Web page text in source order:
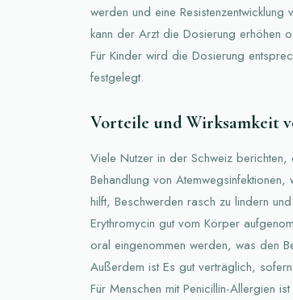
werden und eine Resistenzentwicklung
kann der Arzt die Dosierung erhöhen
Für Kinder wird die Dosierung
festgelegt.
Vorteile und Wirksamkeit
Viele Nutzer in der Schweiz
Behandlung von
hilft, Beschwerden rasch zu lindern
Erythromycin gut vom Körper
oral eingenommen werden, was den
Außerdem ist Es gut verträglich,
Für Menschen mit Penicillin-Allergien